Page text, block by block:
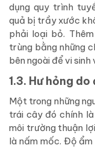
dụng quy trình
quả bị trầy xước
phải loại bỏ.
trùng bằng những
bên ngoài để vi
1.3. Hư hỏng do
Một trong những
trái cây đó chính
môi trường thuận
là nấm mốc. Độ